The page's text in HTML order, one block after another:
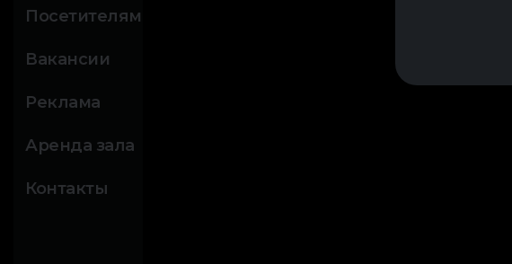
Посетителям
Вакансии
Реклама
Аренда зала
Контакты